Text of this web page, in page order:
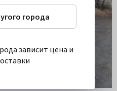
города
зависит цена и